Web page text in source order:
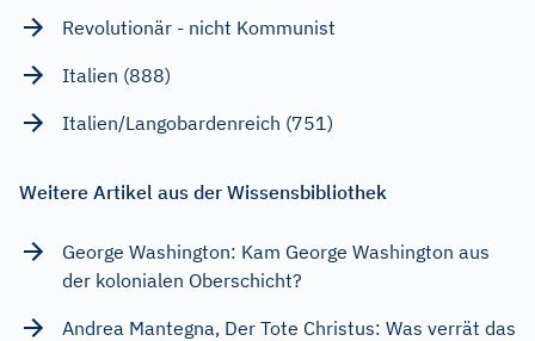
Revolutionär - nicht Kommunist
Italien (888)
Italien/Langobardenreich (751)
Weitere Artikel aus der Wissensbibliothek
George Washington: Kam George Washington aus
der kolonialen Oberschicht?
Andrea Mantegna, Der Tote Christus: Was verrät das